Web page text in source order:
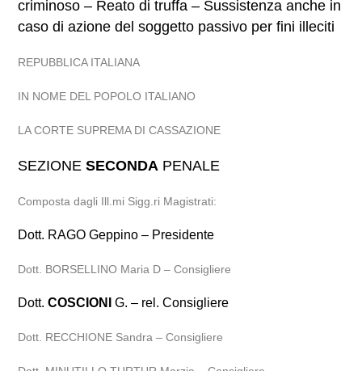
criminoso – Reato di truffa – Sussistenza anche in
caso di azione del soggetto passivo per fini illeciti
REPUBBLICA ITALIANA
IN NOME DEL POPOLO ITALIANO
LA CORTE SUPREMA DI CASSAZIONE
SEZIONESECONDA PENALE
Composta dagli Ill.mi Sigg.ri Magistrati:
Dott. RAGO Geppino – Presidente
Dott. BORSELLINO Maria D – Consigliere
Dott.COSCIONI G. – rel. Consigliere
Dott. RECCHIONE Sandra – Consigliere